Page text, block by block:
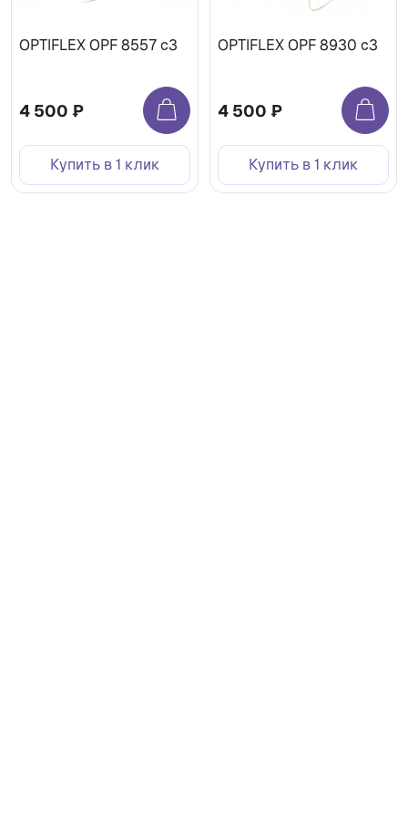
OPTIFLEX OPF 8557 c3
4 500 ₽
Купить в 1 клик
OPTIFLEX OPF 8930 c3
4 500 ₽
Купить в 1 клик